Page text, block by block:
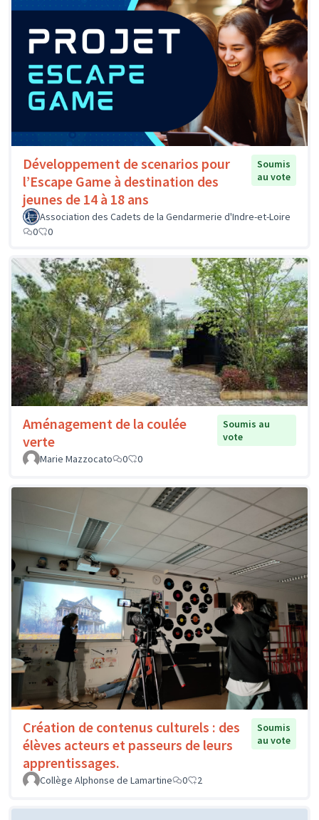
Développement de scenarios pour
l’Escape Game à destination des
jeunes de 14 à 18 ans
Soumis
au vote
Association des Cadets de la Gendarmerie d'Indre-et-Loire
0
0
Aménagement de la coulée
verte
Soumis au
vote
Marie Mazzocato
0 0
Création de contenus culturels : des
élèves acteurs et passeurs de leurs
apprentissages.
Soumis
au vote
Collège Alphonse de Lamartine 0 2